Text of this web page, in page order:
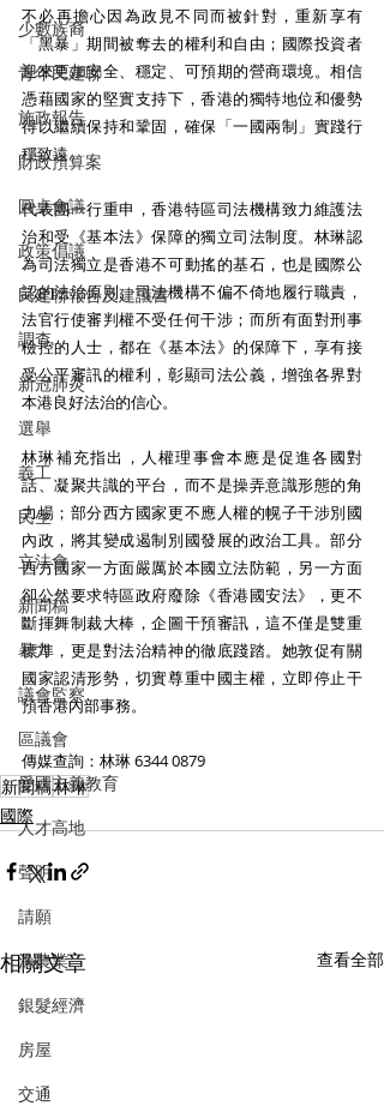
少數族裔
青年民建聯
施政報告
財政預算案
圓桌會議
政策倡議
民建聯報告及建議書
調查
新冠肺炎
選舉
義工
民生
立法會
新聞稿
暴力
議會監察
區議會
愛國主義教育
人才高地
聲明
請願
漁農業
銀髮經濟
房屋
交通
不必再擔心因為政見不同而被針對，重新享有
「黑暴」期間被奪去的權利和自由；國際投資者
迎來更加安全、穩定、可預期的營商環境。相信
憑藉國家的堅實支持下，香港的獨特地位和優勢
得以繼續保持和鞏固，確保「一國兩制」實踐行
穩致遠。
代表團一行重申，香港特區司法機構致力維護法
治和受《基本法》保障的獨立司法制度。林琳認
為司法獨立是香港不可動搖的基石，也是國際公
認的法治原則。司法機構不偏不倚地履行職責，
法官行使審判權不受任何干涉；而所有面對刑事
檢控的人士，都在《基本法》的保障下，享有接
受公平審訊的權利，彰顯司法公義，增強各界對
本港良好法治的信心。
林琳補充指出，人權理事會本應是促進各國對
話、凝聚共識的平台，而不是操弄意識形態的角
力場；部分西方國家更不應人權的幌子干涉別國
內政，將其變成遏制別國發展的政治工具。部分
西方國家一方面嚴厲於本國立法防範，另一方面
卻公然要求特區政府廢除《香港國安法》，更不
斷揮舞制裁大棒，企圖干預審訊，這不僅是雙重
標準，更是對法治精神的徹底踐踏。她敦促有關
國家認清形勢，切實尊重中國主權，立即停止干
預香港內部事務。
傳媒查詢：林琳 6344 0879
新聞稿林琳
國際
相關文章 查看全部